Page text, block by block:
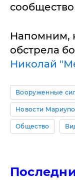
Напомним,
обстрела
Николай
Вооруженные
Новости
Общество